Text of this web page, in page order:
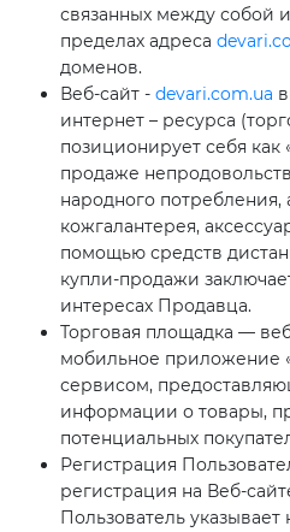
связанных между собой
пределах адреса
доменов.
Веб-сайт - devari.com.ua
интернет – ресурса
позиционирует себя как
продаже
народного
кожгалантерея,
помощью средств
купли-продажи
интересах Продавца.
Торговая площадка —
мобильное приложение
сервисом,
информации о товары,
потенциальных
Регистрация
регистрация на Веб-
Пользователь